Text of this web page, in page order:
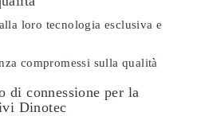
loro tecnologia esclusiva e
compromessi sulla qualità
di connessione per la
Dinotec